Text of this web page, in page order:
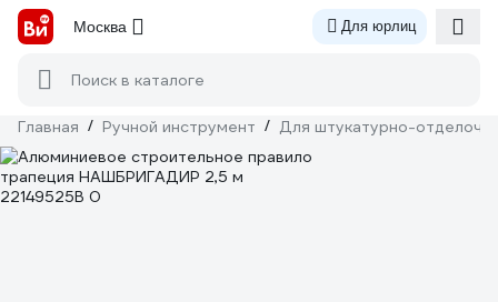
Москва Для юрлиц
Поиск в каталоге
Главная / Ручной инструмент / Для штукатурно-